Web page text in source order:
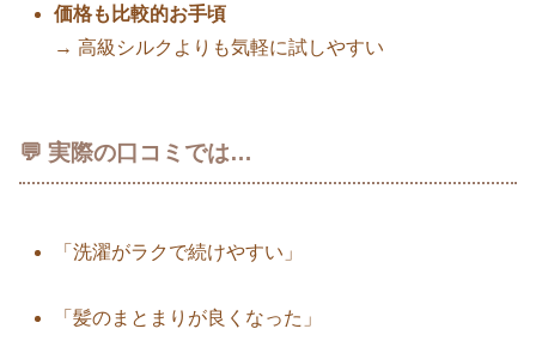
価格も比較的お手頃
→ 高級シルクよりも気軽に試しやすい
💬 実際の口コミでは…
「洗濯がラクで続けやすい」
「髪のまとまりが良くなった」